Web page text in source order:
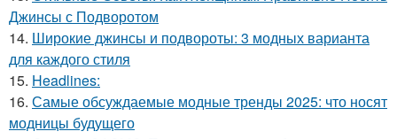
Джинсы с Подворотом
14. Широкие джинсы и подвороты: 3 модных варианта
для каждого стиля
15. Headlines:
16. Самые обсуждаемые модные тренды 2025: что носят
модницы будущего